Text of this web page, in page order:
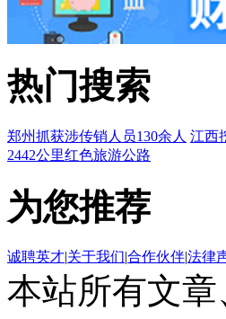
热门搜索
郑州抓获涉传销人员130余人 江西
2442公里红色旅游公路
为您推荐
诚聘英才|关于我们|合作伙伴|法律
本站所有文